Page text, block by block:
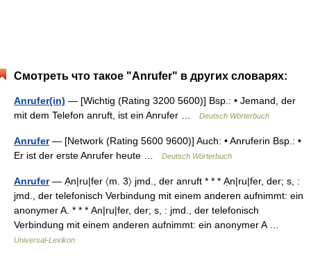
Смотреть что такое "Anrufer" в других словарях:
Anrufer(in) — [Wichtig (Rating 3200 5600)] Bsp.: • Jemand, der
mit dem Telefon anruft, ist ein Anrufer …
Deutsch Wörterbuch
Anrufer— [Network (Rating 5600 9600)] Auch: • Anruferin Bsp.: •
Er ist der erste Anrufer heute …
Deutsch Wörterbuch
Anrufer— Ạn|ru|fer 〈m. 3〉 jmd., der anruft * * * Ạn|ru|fer, der; s, :
jmd., der telefonisch Verbindung mit einem anderen aufnimmt: ein
anonymer A. * * * Ạn|ru|fer, der; s, : jmd., der telefonisch
Verbindung mit einem anderen aufnimmt: ein anonymer A …
Universal-Lexikon